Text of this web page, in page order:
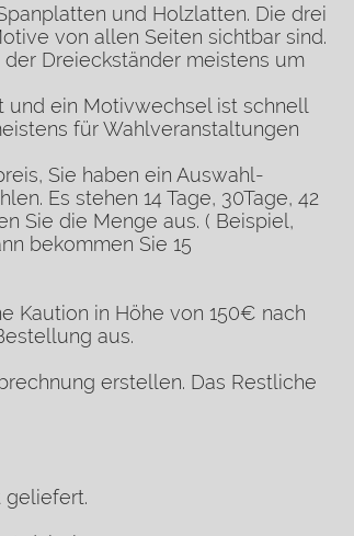
und Holzlatten. Die drei
von allen Seiten sichtbar sind.
Dreieckständer meistens um
ein Motivwechsel ist schnell
für Wahlveranstaltungen
Sie haben ein Auswahl-
Es stehen 14 Tage, 30Tage, 42
Sie die Menge aus. ( Beispiel,
bekommen Sie 15
Kaution in Höhe von 150€ nach
aus.
erstellen. Das Restliche
geliefert.